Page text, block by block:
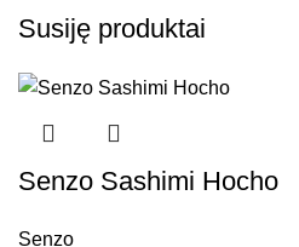
Susiję produktai
Senzo Sashimi Hocho
Senzo